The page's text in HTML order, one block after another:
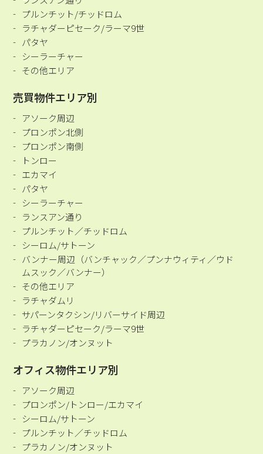
プルンチット/チッドロム
ラチャダーピセーク/ラーマ9世
パタヤ
シーラーチャー
その他エリア
売買物件エリア別
アソーク周辺
プロンポン北側
プロンポン南側
トンロー
エカマイ
パタヤ
シーラーチャー
ランスアン通り
プルンチット／チッドロム
シーロム/サトーン
バンナー周辺（バンチャック／プンナウィティ／ウド
ムスック／バンナー）
その他エリア
ラチャダムリ
サパーンタクシン/リバーサイド周辺
ラチャダーピセーク/ラーマ9世
プラカノン/オンヌット
オフィス物件エリア別
アソーク周辺
プロンポン/トンロー/エカマイ
シーロム/サトーン
プルンチット／チッドロム
プラカノン/オンヌット